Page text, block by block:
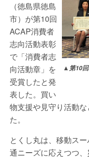
▲第10
（徳島県徳島
市）が第10回
ACAP消費者
志向活動表彰
で「消費者志
向活動章」を
受賞したと発
表した。買い
物支援や見守り活動
た。
とくし丸は、移動ス
通ニーズに応えつつ